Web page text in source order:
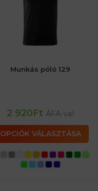
Munkás póló 129
2 920Ft ÁFA-val
OPCIÓK VÁLASZTÁSA